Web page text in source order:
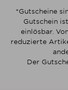
*Gutscheine
Gutschein
einlösbar.
reduzierte
Der